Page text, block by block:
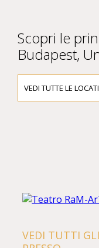
Scopri le
Budapest,
VEDI TUTTE LE
VEDI TUTTI